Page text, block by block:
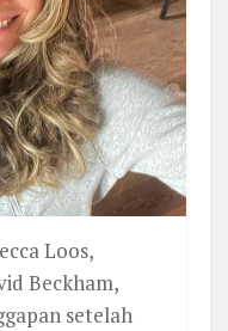
Loos,
Beckham,
setelah